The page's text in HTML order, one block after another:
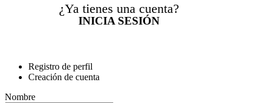
¿Ya tienes una cuenta?
INICIA SESIÓN
Registro de perfil
Creación de cuenta
Nombre